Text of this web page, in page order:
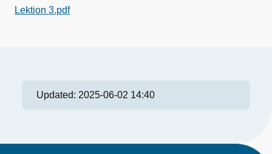
Lektion 3.pdf
Updated: 2025-06-02 14:40